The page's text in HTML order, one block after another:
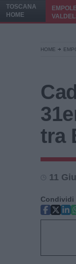
TOSCANA
HOME
HOME
tra
11
Condividi